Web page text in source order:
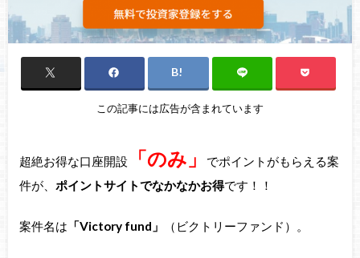
この記事には広告が含まれています
超絶お得な口座開設「のみ」
でポイントがもらえる案
件が、 ポイントサイトでなかなかお得です！！
案件名は 「Victory fund」 （ビクトリーファンド）。